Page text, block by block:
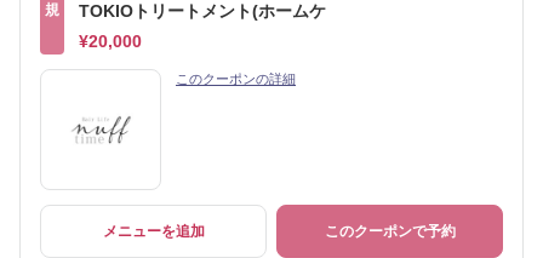
規
TOKIOトリートメント(ホームケ
¥20,000
このクーポンの詳細
メニューを追加 このクーポンで予約